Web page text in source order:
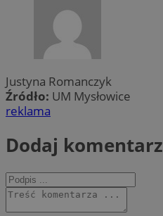
Justyna Romanczyk
Źródło: UM Mysłowice
reklama
Dodaj komentarz